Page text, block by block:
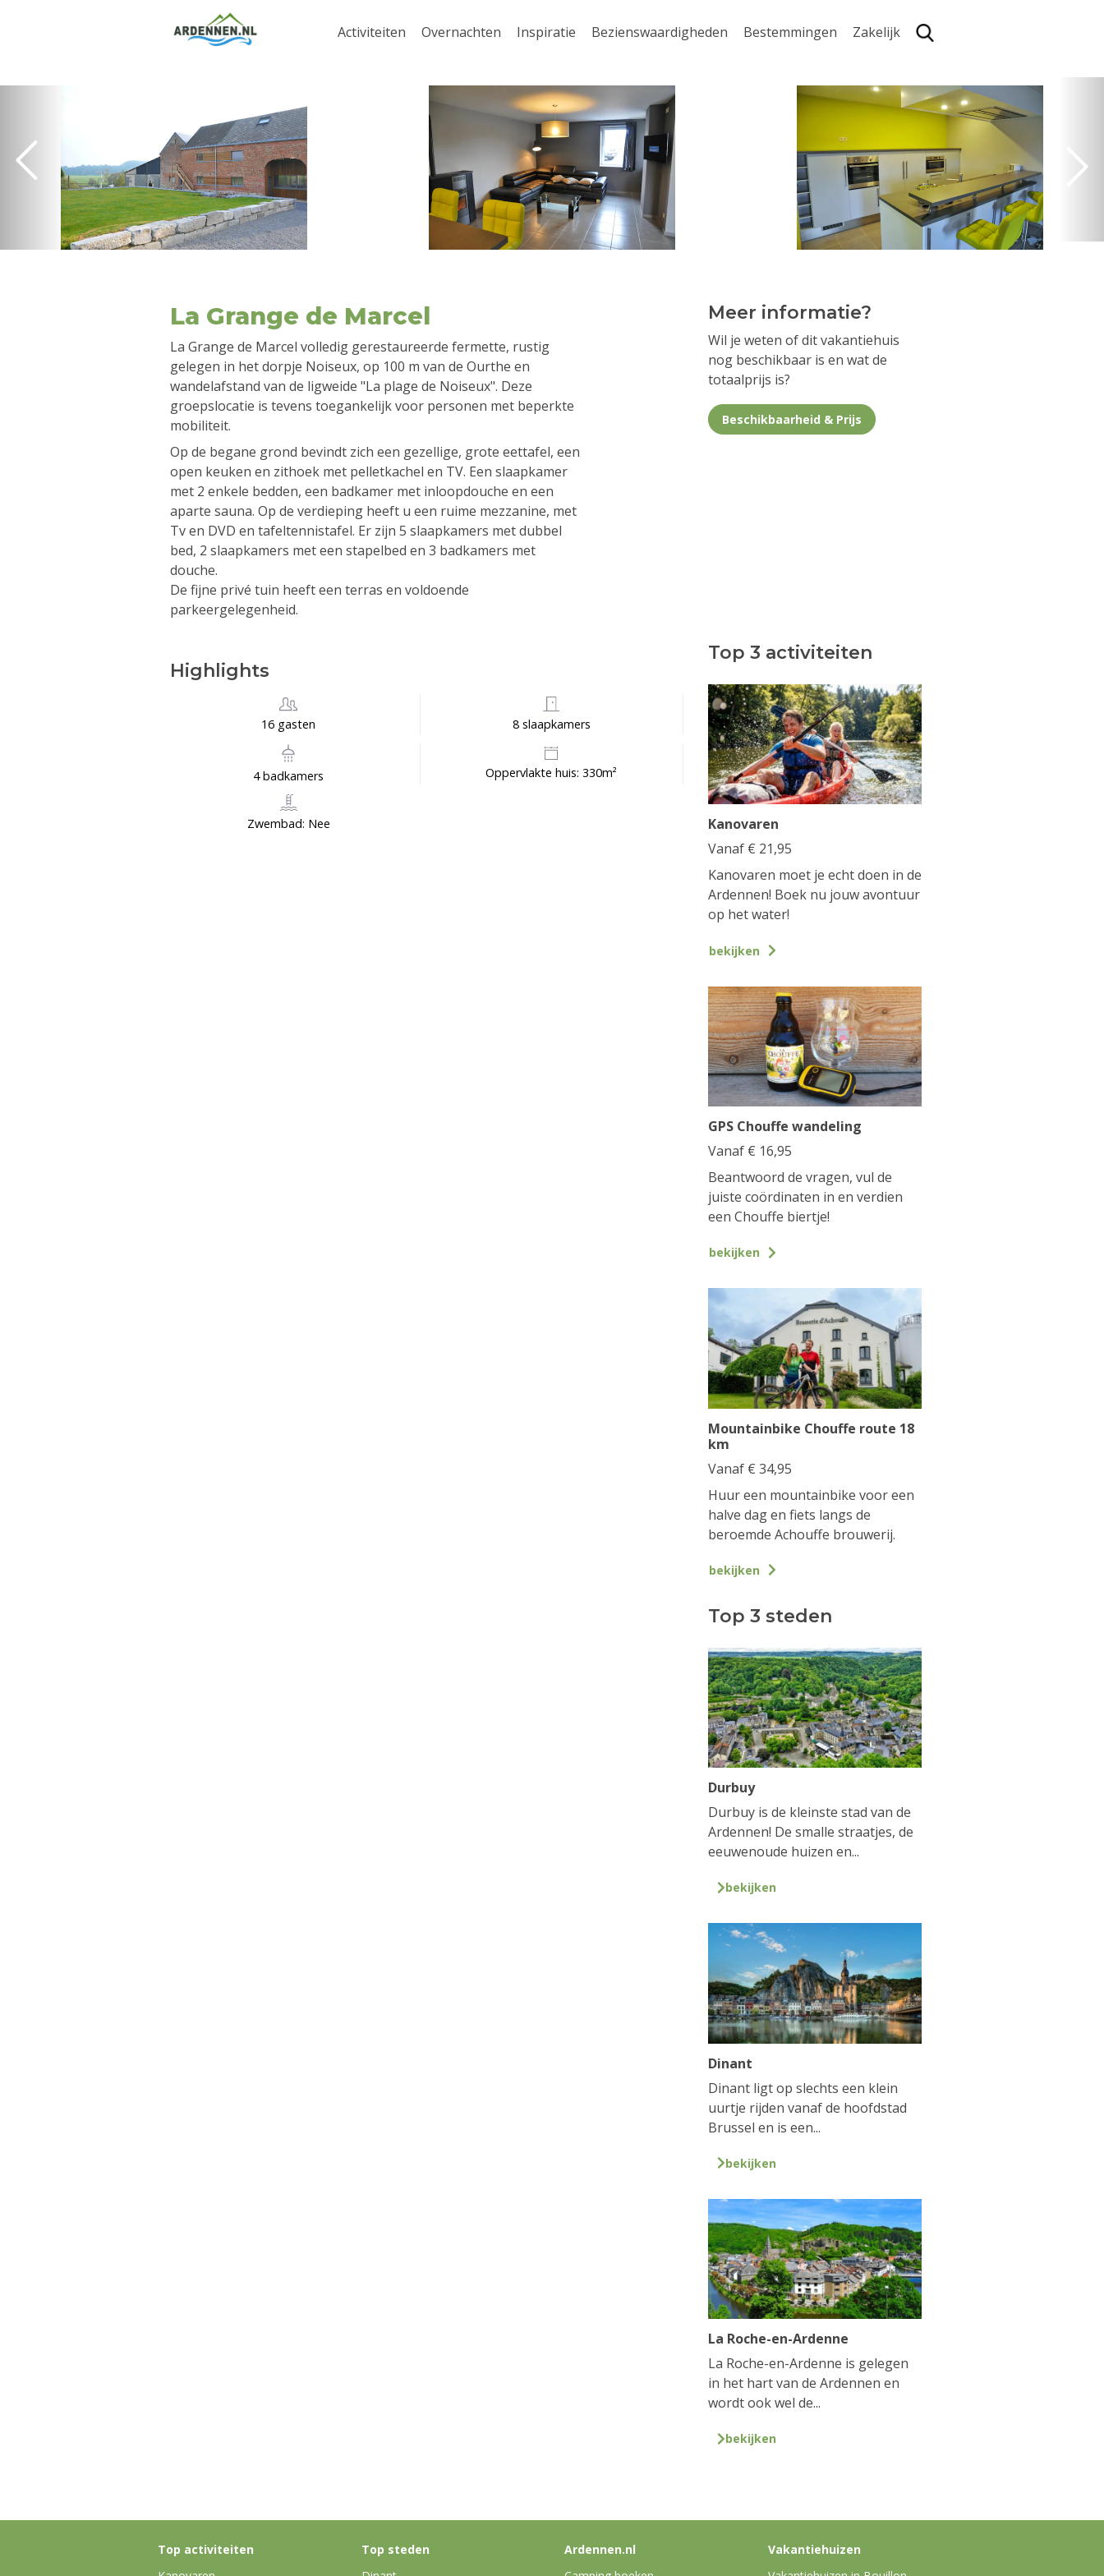
Activiteiten Overnachten Inspiratie Bezienswaardigheden Bestemmingen Zakelijk
La Grange de Marcel
La Grange de Marcel volledig gerestaureerde fermette, rustig
gelegen in het dorpje Noiseux, op 100 m van de Ourthe en
wandelafstand van de ligweide "La plage de Noiseux". Deze
groepslocatie is tevens toegankelijk voor personen met beperkte
mobiliteit.
Op de begane grond bevindt zich een gezellige, grote eettafel, een
open keuken en zithoek met pelletkachel en TV. Een slaapkamer
met 2 enkele bedden, een badkamer met inloopdouche en een
aparte sauna. Op de verdieping heeft u een ruime mezzanine, met
Tv en DVD en tafeltennistafel. Er zijn 5 slaapkamers met dubbel
bed, 2 slaapkamers met een stapelbed en 3 badkamers met
douche.
De fijne privé tuin heeft een terras en voldoende
parkeergelegenheid.
Highlights
16 gasten 8 slaapkamers
4 badkamers Oppervlakte huis: 330m²
Zwembad: Nee
Meer informatie?
Wil je weten of dit vakantiehuis
nog beschikbaar is en wat de
totaalprijs is?
Beschikbaarheid & Prijs
Top 3 activiteiten
Kanovaren
Vanaf € 21,95
Kanovaren moet je echt doen in de
Ardennen! Boek nu jouw avontuur
op het water!
bekijken
GPS Chouffe wandeling
Vanaf € 16,95
Beantwoord de vragen, vul de
juiste coördinaten in en verdien
een Chouffe biertje!
bekijken
Mountainbike Chouffe route 18
km
Vanaf € 34,95
Huur een mountainbike voor een
halve dag en fiets langs de
beroemde Achouffe brouwerij.
bekijken
Top 3 steden
Durbuy
Durbuy is de kleinste stad van de
Ardennen! De smalle straatjes, de
eeuwenoude huizen en...
bekijken
Dinant
Dinant ligt op slechts een klein
uurtje rijden vanaf de hoofdstad
Brussel en is een...
bekijken
La Roche-en-Ardenne
La Roche-en-Ardenne is gelegen
in het hart van de Ardennen en
wordt ook wel de...
bekijken
Top activiteiten
Top steden
Ardennen.nl
Vakantiehuizen